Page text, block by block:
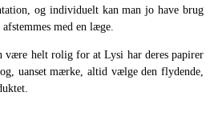
og individuelt kan man jo have brug
med en læge.
være helt rolig for at Lysi har deres papirer
uanset mærke, altid vælge den flydende,